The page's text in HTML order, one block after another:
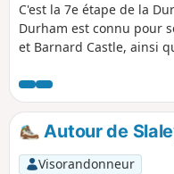
C'est la 7e étape de la
Durham est connu pour
et Barnard Castle, ainsi
vers la campagne. Cette
côté plus sauvage du
continue sur la piste
plusieurs aires de pique-
Autour de
Visorandonneur